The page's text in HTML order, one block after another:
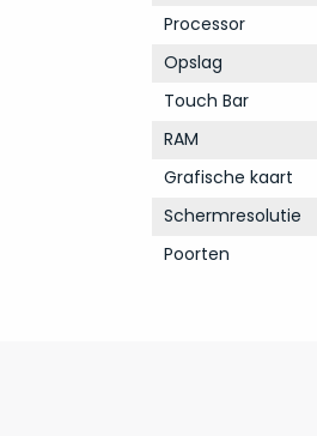
Processor
Opslag
Touch Bar
RAM
Grafische kaart
Schermresolutie
Poorten